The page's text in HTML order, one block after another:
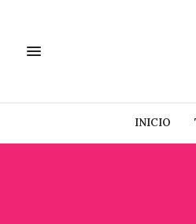
INICIO